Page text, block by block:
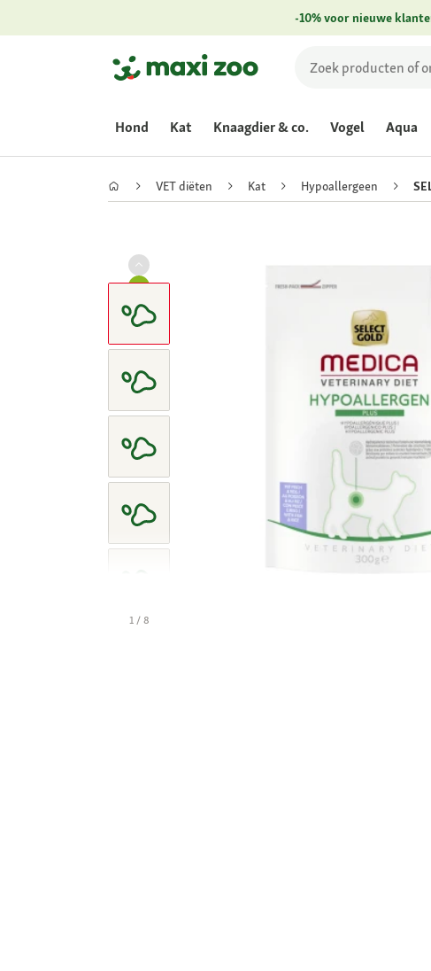
-10% voor nieuwe
Hond Kat Knaagdier & co. Vogel Aqua
VET diëten Kat Hypoallergeen
1 / 8